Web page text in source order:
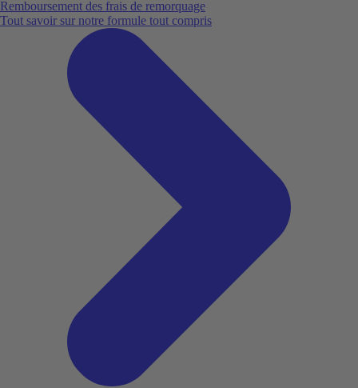
Remboursement des frais de remorquage
Tout savoir sur notre formule tout compris